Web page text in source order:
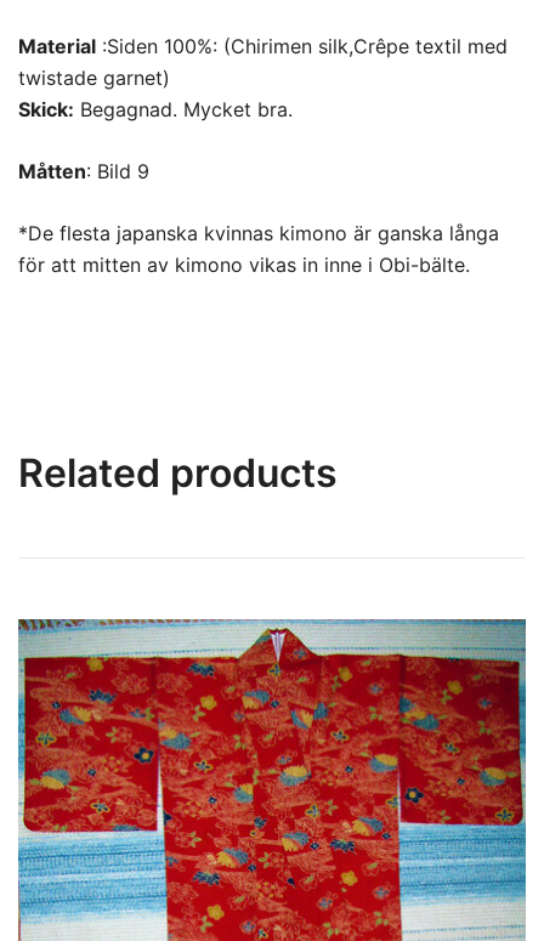
Material :Siden 100%: (Chirimen silk,Crêpe textil med
twistade garnet)
Skick: Begagnad. Mycket bra.
Måtten: Bild 9
*De flesta japanska kvinnas kimono är ganska långa
för att mitten av kimono vikas in inne i Obi-bälte.
Related products